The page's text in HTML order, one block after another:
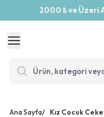
2000 ₺ ve Üzeri
Ana Sayfa/ Kız Cocuk